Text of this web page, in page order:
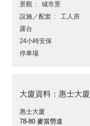
景觀
城市景
設施／配套
工人房
露台
24小時安保
停車場
大廈資料：惠士大廈
惠士大廈
78-80 麥當勞道